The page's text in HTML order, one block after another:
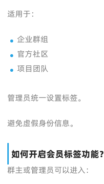
适用于：
企业群组
官方社区
项目团队
管理员统一设置标签。
避免虚假身份信息。
如何开启会员标签功能？
群主或管理员可以进入：